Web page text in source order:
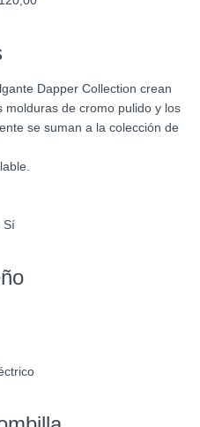
Dapper Collection crean
molduras de cromo pulido y los
se suman a la colección de
Sí